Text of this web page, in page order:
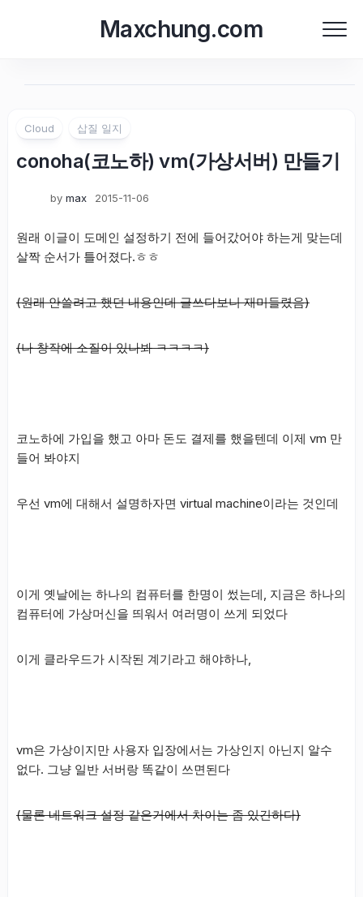
Maxchung.com
Cloud 삽질 일지
conoha(코노하) vm(가상서버) 만들기
by max 2015-11-06
원래 이글이 도메인 설정하기 전에 들어갔어야 하는게 맞는데
살짝 순서가 틀어졌다.ㅎㅎ
(원래 안쓸려고 했던 내용인데 글쓰다보니 재미들렸음)
(나 창작에 소질이 있나봐 ㅋㅋㅋㅋ)
코노하에 가입을 했고 아마 돈도 결제를 했을텐데 이제 vm 만
들어 봐야지
우선 vm에 대해서 설명하자면 virtual machine이라는 것인데
이게 옛날에는 하나의 컴퓨터를 한명이 썼는데, 지금은 하나의
컴퓨터에 가상머신을 띄워서 여러명이 쓰게 되었다
이게 클라우드가 시작된 계기라고 해야하나,
vm은 가상이지만 사용자 입장에서는 가상인지 아닌지 알수
없다. 그냥 일반 서버랑 똑같이 쓰면된다
(물론 네트워크 설정 같은거에서 차이는 좀 있긴하다)